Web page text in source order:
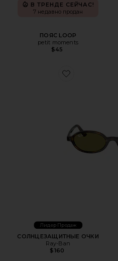
В ТРЕНДЕ СЕЙЧАС!
7 недавно продан
ПОЯС LOOP
petit moments
$45
Favorite
Лидер Продаж
СОЛНЦЕЗАЩИТНЫЕ ОЧКИ
Ray-Ban
$160